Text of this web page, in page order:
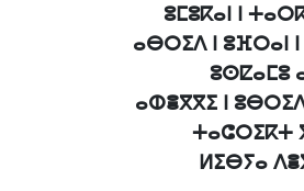
ⵓⵎⵓⴽⴰⵏ ⵏ
ⴰⴱⵔⵉⴷ ⵏ ⵓⴼⵔⴰⵏ
ⵓⵙⵇⴰⵎⵓ
ⴰⵀⴻⴳⴳⵉ ⵏ
ⵜⴰⵛⵔⵉⴽⵜ
ⵍⵉⴱⵢⴰ